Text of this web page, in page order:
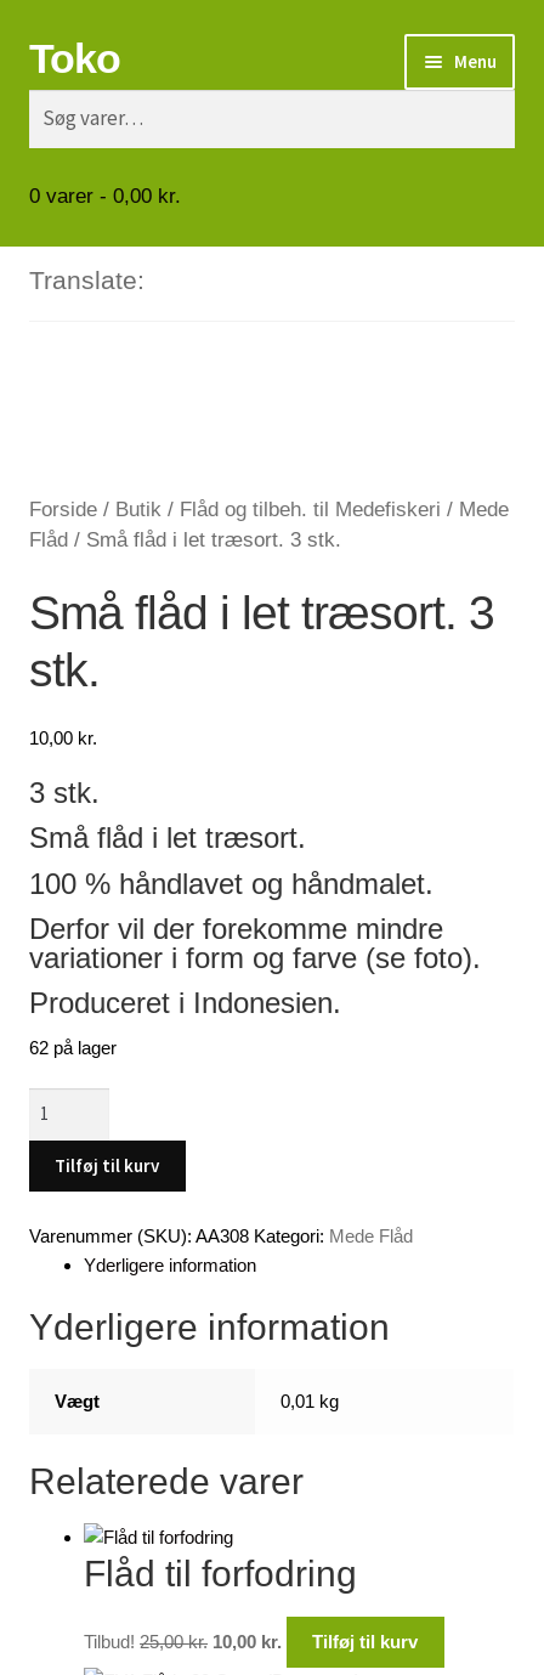
Spring
til
navigation
Spring
til
indhold
Toko Menu
Turbåde
Put & Take
Kontakt
Lagersalg
Min Konto
efter:
Søg
0 varer -0,00 kr.
Translate:
Forside / Butik / Flåd og tilbeh. til Medefiskeri / Mede
Flåd / Små flåd i let træsort. 3 stk.
Små flåd i let træsort. 3
stk.
10,00 kr.
3 stk.
Små flåd i let træsort.
100 % håndlavet og håndmalet.
Derfor vil der forekomme mindre
variationer i form og farve (se foto).
Produceret i Indonesien.
62 på lager
let
3
Tilføj til kurv
Varenummer (SKU):AA308 Kategori: Mede Flåd
Yderligere information
Yderligere information
Vægt 0,01 kg
Relaterede varer
Flåd til forfodring
Tilbud! 25,00kr. 10,00 kr. Tilføj til kurv